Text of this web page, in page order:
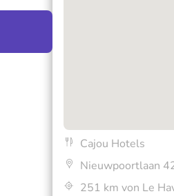
Cajou Hotels
Nieuwpoortlaan
251 km von Le